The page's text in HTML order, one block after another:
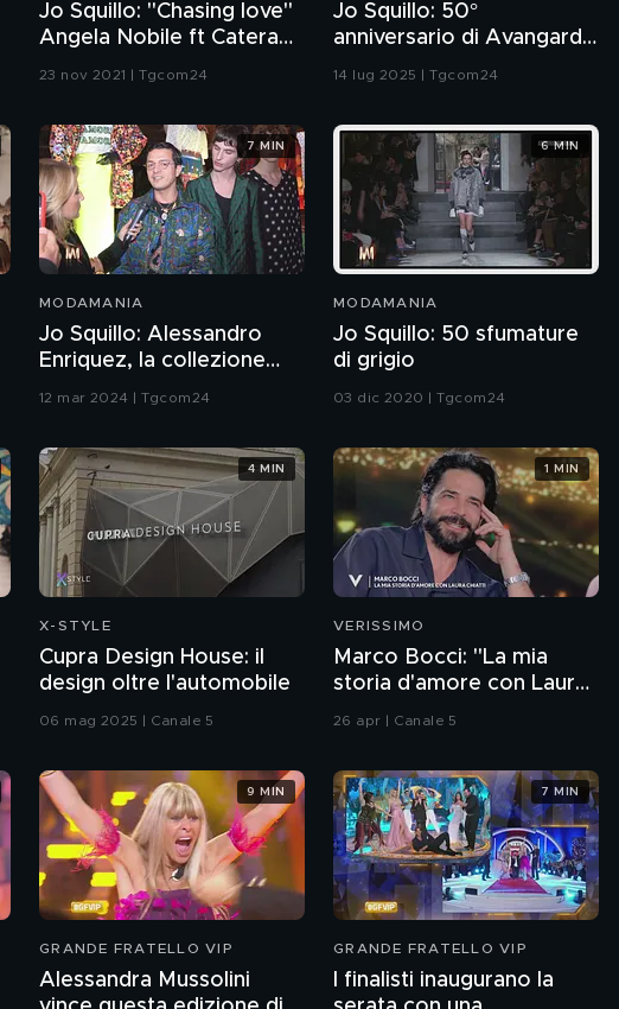
Jo Squillo: "Chasing love"
Angela Nobile ft Catera
23 nov 2021 | Tgcom24
Jo Squillo: 50°
anniversario di Avangard
14 lug 2025 | Tgcom24
MODAMANIA
Jo Squillo: Alessandro
Enriquez, la collezione
Fall/Winter 24/25
12 mar 2024 | Tgcom24
7 MIN
MODAMANIA
Jo Squillo: 50 sfumature
di grigio
03 dic 2020 | Tgcom24
6 MIN
X-STYLE
Cupra Design House: il
design oltre l'automobile
06 mag 2025 | Canale 5
4 MIN
VERISSIMO
Marco Bocci: "La mia
storia d'amore con Laura
Chiatti"
26 apr | Canale 5
1 MIN
GRANDE FRATELLO VIP
Alessandra Mussolini
9 MIN
GRANDE FRATELLO VIP
I finalisti inaugurano la
7 MIN